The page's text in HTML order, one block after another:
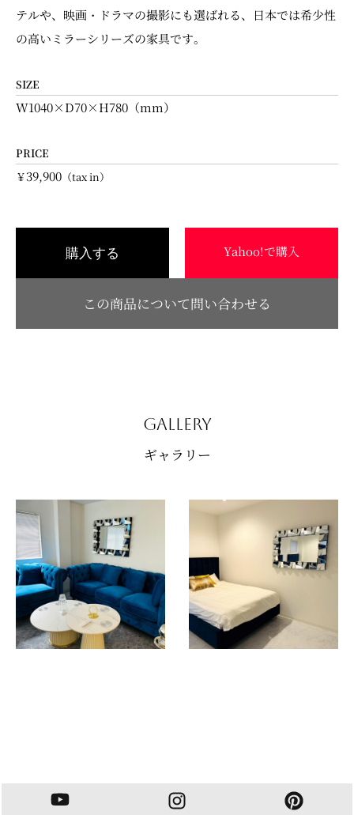
テルや、映画・ドラマの撮影にも選ばれる、日本では希少性
の高いミラーシリーズの家具です。
SIZE
W1040×D70×H780（mm）
PRICE
￥39,900 （tax in）
購入する Yahoo!で購入
この商品について問い合わせる
GALLERY
ギャラリー